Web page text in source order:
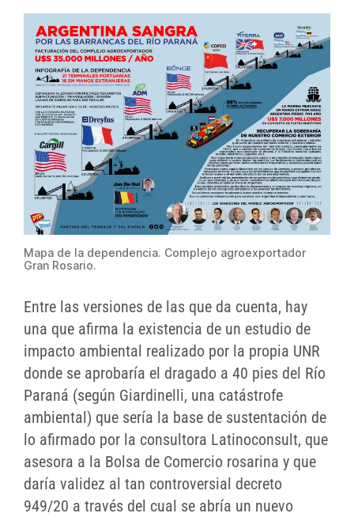
Mapa de la dependencia. Complejo agroexportador
Gran Rosario.
Entre las versiones de las que da cuenta, hay
una que afirma la existencia de un estudio de
impacto ambiental realizado por la propia UNR
donde se aprobaría el dragado a 40 pies del Río
Paraná (según Giardinelli, una catástrofe
ambiental) que sería la base de sustentación de
lo afirmado por la consultora Latinoconsult, que
asesora a la Bolsa de Comercio rosarina y que
daría validez al tan controversial decreto
949/20 a través del cual se abría un nuevo